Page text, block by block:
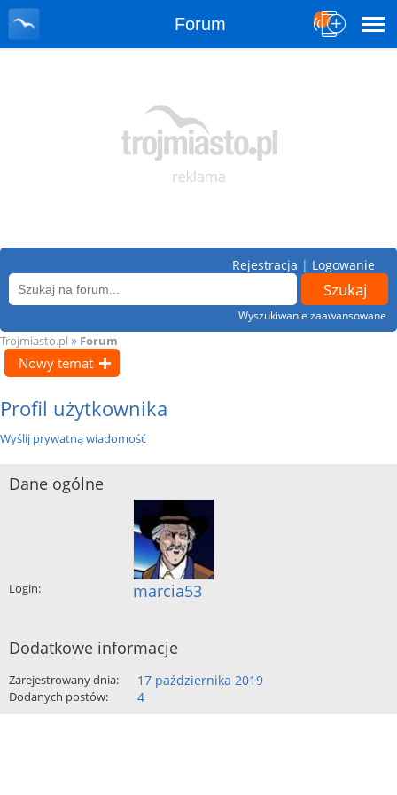
Forum
Wyszukiwanie zaawansowane
Rejestracja | Logowanie
Trojmiasto.pl » Forum
Nowy temat
Profil użytkownika
Wyślij prywatną wiadomość
Dane ogólne
Login: marcia53
Dodatkowe informacje
Zarejestrowany dnia: 17 października 2019
Dodanych postów: 4